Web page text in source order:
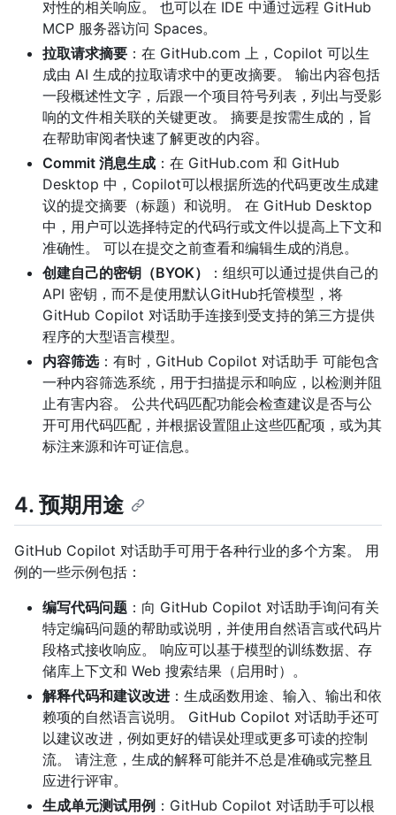
对性的相关响应。 也可以在 IDE 中通过远程 GitHub
MCP 服务器访问 Spaces。
拉取请求摘要 ：在 GitHub.com 上，Copilot 可以生
成由 AI 生成的拉取请求中的更改摘要。 输出内容包括
一段概述性文字，后跟一个项目符号列表，列出与受影
响的文件相关联的关键更改。 摘要是按需生成的，旨
在帮助审阅者快速了解更改的内容。
Commit 消息生成 ：在 GitHub.com 和 GitHub
Desktop 中，Copilot可以根据所选的代码更改生成建
议的提交摘要（标题）和说明。 在 GitHub Desktop
中，用户可以选择特定的代码行或文件以提高上下文和
准确性。 可以在提交之前查看和编辑生成的消息。
创建自己的密钥（BYOK）
：组织可以通过提供自己的
API 密钥，而不是使用默认GitHub托管模型，将
GitHub Copilot 对话助手连接到受支持的第三方提供
程序的大型语言模型。
内容筛选：有时，GitHub Copilot 对话助手 可能包含
一种内容筛选系统，用于扫描提示和响应，以检测并阻
止有害内容。 公共代码匹配功能会检查建议是否与公
开可用代码匹配，并根据设置阻止这些匹配项，或为其
标注来源和许可证信息。
4. 预期用途
GitHub Copilot 对话助手可用于各种行业的多个方案。 用
例的一些示例包括：
编写代码问题 ：向 GitHub Copilot 对话助手询问有关
特定编码问题的帮助或说明，并使用自然语言或代码片
段格式接收响应。 响应可以基于模型的训练数据、存
储库上下文和 Web 搜索结果（启用时）。
解释代码和建议改进 ：生成函数用途、输入、输出和依
赖项的自然语言说明。 GitHub Copilot 对话助手还可
以建议改进，例如更好的错误处理或更多可读的控制
流。 请注意，生成的解释可能并不总是准确或完整且
应进行评审。
生成单元测试用例 ：GitHub Copilot 对话助手可以根